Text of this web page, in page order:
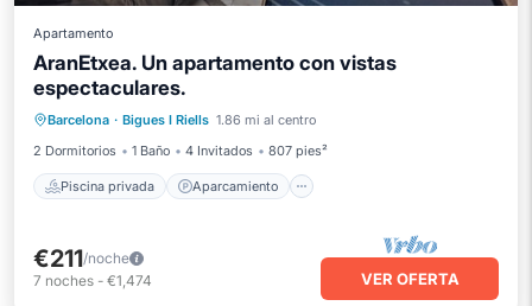
Apartamento
AranEtxea. Un apartamento con vistas
espectaculares.
Barcelona · Bigues I Riells 1.86 mi al centro
2 Dormitorios
1 Baño 4 Invitados 807 pies²
Piscina privada Aparcamiento
Piscina privada
Piscina
Balcón/Terraza
€211/noche
7 noches - €1,474 VER OFERTA